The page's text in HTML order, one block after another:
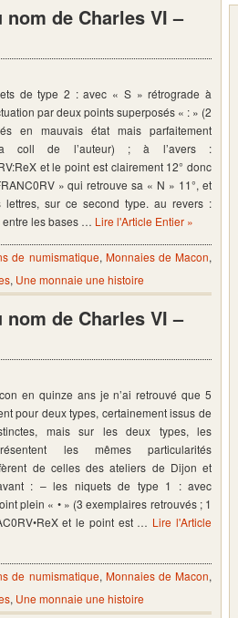
de Charles VI –
de type 2 : avec « S » rétrograde à
par deux points superposés « : » (2
en mauvais état mais parfaitement
coll de l’auteur) ; à l’avers :
et le point est clairement 12° donc
» qui retrouve sa « N » 11°, et
lettres, sur ce second type. au revers :
entre les bases … Lire l'Article Entier »
de numismatique, Monnaies de Macon,
, Une monnaie une histoire
de Charles VI –
en quinze ans je n’ai retrouvé que 5
pour deux types, certainement issus de
mais sur les deux types, les
les mêmes particularités
de celles des ateliers de Dijon et
: – les niquets de type 1 : avec
plein « • » (3 exemplaires retrouvés ; 1
et le point est … Lire l'Article
de numismatique, Monnaies de Macon,
, Une monnaie une histoire